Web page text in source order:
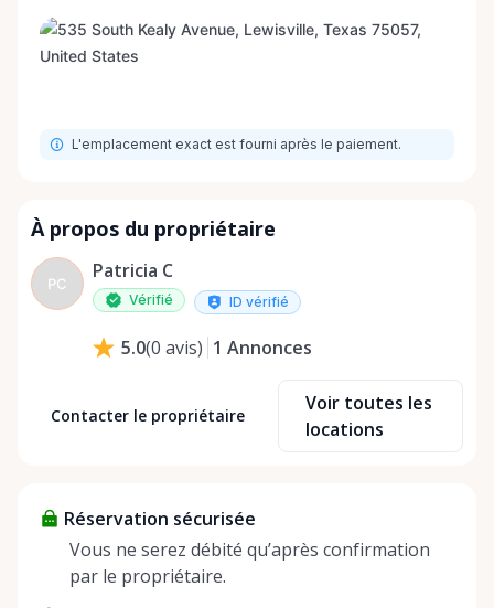
L'emplacement exact est fourni après le paiement.
À propos du propriétaire
PC
Patricia C
Vérifié ID vérifié
5.0(0 avis) 1 Annonces
Contacter le propriétaire
Voir toutes les
locations
Réservation sécurisée
Vous ne serez débité qu’après confirmation
par le propriétaire.